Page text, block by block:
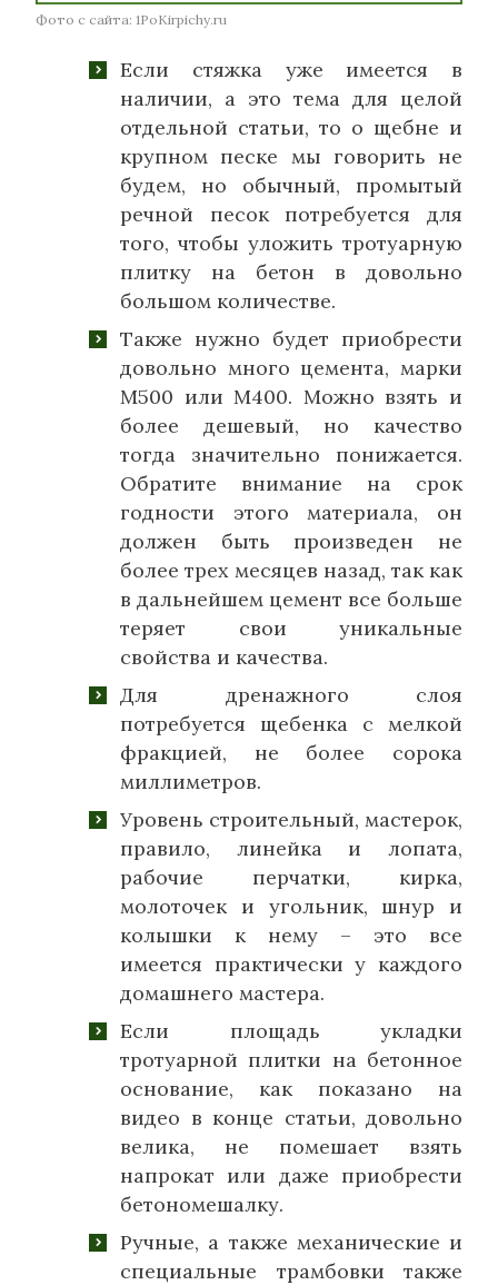
Фото с сайта: 1PoKirpichy.ru
Если стяжка уже имеется в
наличии, а это тема для целой
отдельной статьи, то о щебне и
крупном песке мы говорить не
будем, но обычный, промытый
речной песок потребуется для
того, чтобы уложить тротуарную
плитку на бетон в довольно
большом количестве.
Также нужно будет приобрести
довольно много цемента, марки
М500 или М400. Можно взять и
более дешевый, но качество
тогда значительно понижается.
Обратите внимание на срок
годности этого материала, он
должен быть произведен не
более трех месяцев назад, так как
в дальнейшем цемент все больше
теряет свои уникальные
свойства и качества.
Для дренажного слоя
потребуется щебенка с мелкой
фракцией, не более сорока
миллиметров.
Уровень строительный, мастерок,
правило, линейка и лопата,
рабочие перчатки, кирка,
молоточек и угольник, шнур и
колышки к нему – это все
имеется практически у каждого
домашнего мастера.
Если площадь укладки
тротуарной плитки на бетонное
основание, как показано на
видео в конце статьи, довольно
велика, не помешает взять
напрокат или даже приобрести
бетономешалку.
Ручные, а также механические и
специальные трамбовки также